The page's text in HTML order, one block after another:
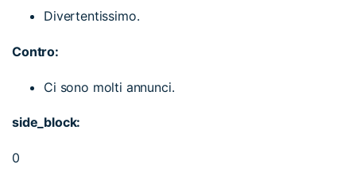
Divertentissimo.
Contro:
Ci sono molti annunci.
side_block:
0